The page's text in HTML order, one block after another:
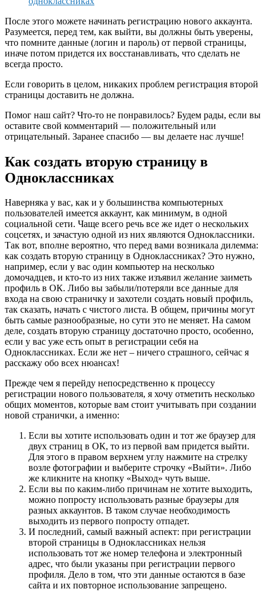
После этого можете начинать регистрацию нового аккаунта.
Разумеется, перед тем, как выйти, вы должны быть уверены,
что помните данные (логин и пароль) от первой страницы,
иначе потом придется их восстанавливать, что сделать не
всегда просто.
Если говорить в целом, никаких проблем регистрация второй
страницы доставить не должна.
Помог наш сайт? Что-то не понравилось? Будем рады, если вы
оставите свой комментарий — положительный или
отрицательный. Заранее спасибо — вы делаете нас лучше!
Как создать вторую страницу в
Одноклассниках
Наверняка у вас, как и у большинства компьютерных
пользователей имеется аккаунт, как минимум, в одной
социальной сети. Чаще всего речь все же идет о нескольких
соцсетях, и зачастую одной из них являются Одноклассники.
Так вот, вполне вероятно, что перед вами возникала дилемма:
как создать вторую страницу в Одноклассниках? Это нужно,
например, если у вас один компьютер на несколько
домочадцев, и кто-то из них также изъявил желание заиметь
профиль в ОК. Либо вы забыли/потеряли все данные для
входа на свою страничку и захотели создать новый профиль,
так сказать, начать с чистого листа. В общем, причины могут
быть самые разнообразные, но сути это не меняет. На самом
деле, создать вторую страницу достаточно просто, особенно,
если у вас уже есть опыт в регистрации себя на
Одноклассниках. Если же нет – ничего страшного, сейчас я
расскажу обо всех нюансах!
Прежде чем я перейду непосредственно к процессу
регистрации нового пользователя, я хочу отметить несколько
общих моментов, которые вам стоит учитывать при создании
новой странички, а именно:
Если вы хотите использовать один и тот же браузер для
двух страниц в ОК, то из первой вам придется выйти.
Для этого в правом верхнем углу нажмите на стрелку
возле фотографии и выберите строчку «Выйти». Либо
же кликните на кнопку «Выход» чуть выше.
Если вы по каким-либо причинам не хотите выходить,
можно попросту использовать разные браузеры для
разных аккаунтов. В таком случае необходимость
выходить из первого попросту отпадет.
И последний, самый важный аспект: при регистрации
второй страницы в Одноклассниках нельзя
использовать тот же номер телефона и электронный
адрес, что были указаны при регистрации первого
профиля. Дело в том, что эти данные остаются в базе
сайта и их повторное использование запрещено.